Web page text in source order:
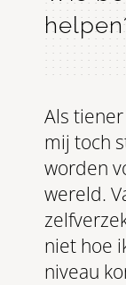
Als
mij toch
worden
wereld.
niet hoe
niveau